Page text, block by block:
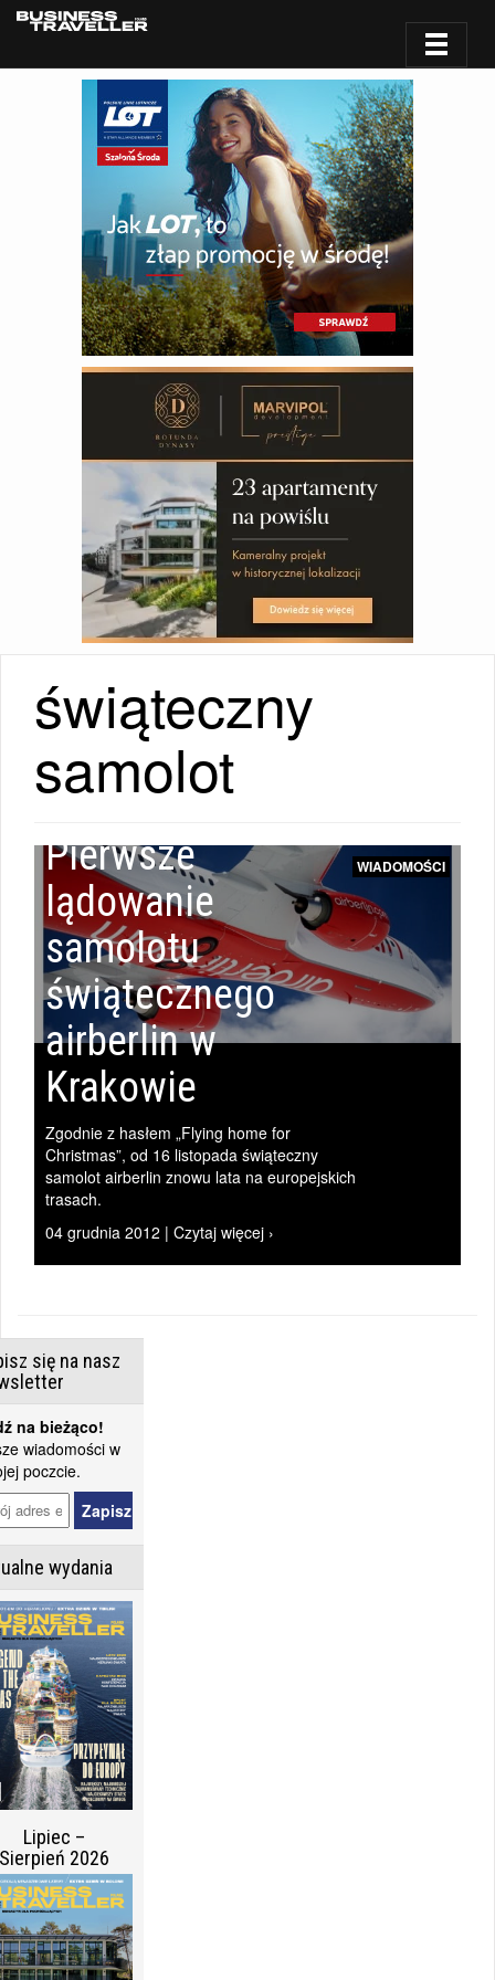
świąteczny
samolot
WIADOMOŚCI
Pierwsze
lądowanie
samolotu
świątecznego
airberlin w
Krakowie
Zgodnie z hasłem „Flying home for
Christmas”, od 16 listopada świąteczny
samolot airberlin znowu lata na europejskich
trasach.
04 grudnia 2012 | Czytaj więcej ›
się na nasz
na bieżąco!
wiadomości w
poczcie.
wydania
Lipiec –
2026